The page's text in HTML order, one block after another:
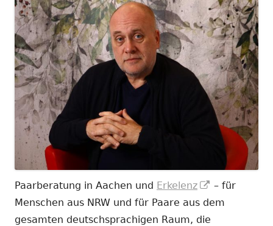
Paarberatung in Aachen und Erkelenz
In
neuem
– für
Menschen aus NRW und für Paare aus dem
gesamten deutschsprachigen Raum, die